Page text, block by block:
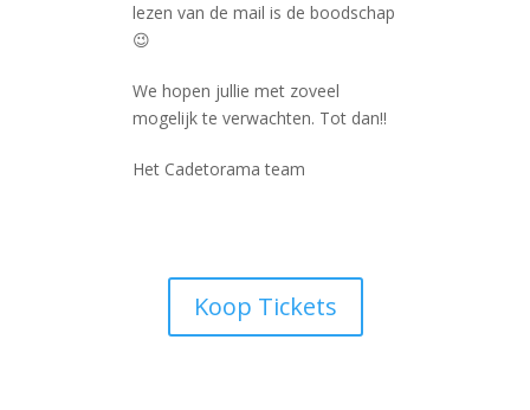
lezen van de mail is de boodschap
😉
We hopen jullie met zoveel
mogelijk te verwachten. Tot dan!!
Het Cadetorama team
Koop Tickets